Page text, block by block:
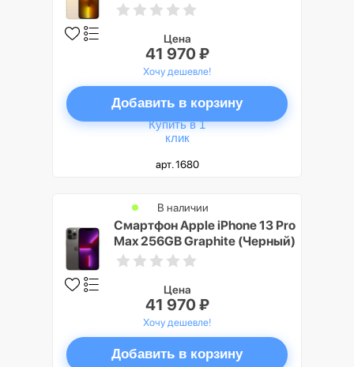
Цена
41 970 ₽
Хочу дешевле!
Добавить в корзину
Купить в 1
клик
арт. 1680
Смартфон Apple iPhone 13 Pro
Max 256GB Graphite (Черный)
В наличии
Цена
41 970 ₽
Хочу дешевле!
Добавить в корзину